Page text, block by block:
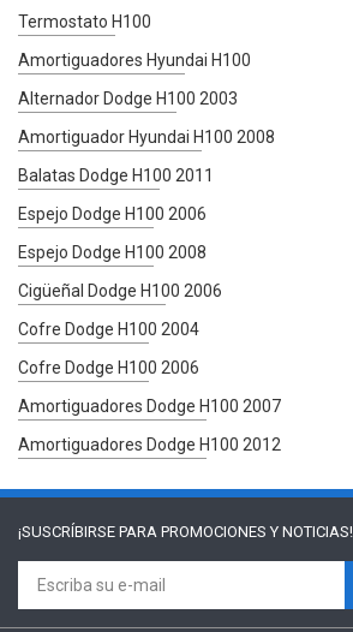
Termostato H100
Amortiguadores Hyundai H100
Alternador Dodge H100 2003
Amortiguador Hyundai H100 2008
Balatas Dodge H100 2011
Espejo Dodge H100 2006
Espejo Dodge H100 2008
Cigüeñal Dodge H100 2006
Cofre Dodge H100 2004
Cofre Dodge H100 2006
Amortiguadores Dodge H100 2007
Amortiguadores Dodge H100 2012
¡SUSCRÍBIRSE PARA PROMOCIONES Y NOTICIAS!